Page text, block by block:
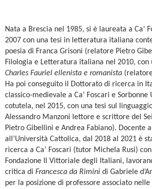
Nata a Brescia nel 1985, si è laureata a Ca’
2007 con una tesi in letteratura italiana
poesia di Franca Grisoni (relatore Pietro
Filologia e Letteratura italiana nel 2010, con
Charles Fauriel ellenista e romanista
Ha poi conseguito il Dottorato di ricerca in
classico-medievale a Ca’ Foscari e Sorbonne
cotutela, nel 2015, con una tesi sul
Alessandro Manzoni lettore e scrittore del
Pietro Gibellini e Andrea Fabiano). Docente
all’Università Cattolica, dal 2018 al 2021 è
ricerca a Ca’ Foscari (tutor Michela Rusi)
Fondazione Il Vittoriale degli Italiani,
critica di Francesca da Rimini di Gabriele
per la posizione di professore associato